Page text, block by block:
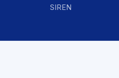
SIREN